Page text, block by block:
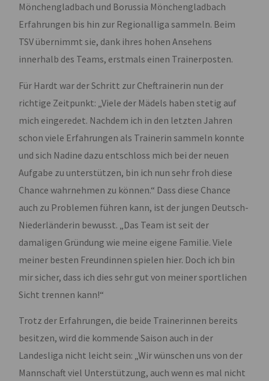
Mönchengladbach und Borussia Mönchengladbach
Erfahrungen bis hin zur Regionalliga sammeln. Beim
TSV übernimmt sie, dank ihres hohen Ansehens
innerhalb des Teams, erstmals einen Trainerposten.
Für Hardt war der Schritt zur Cheftrainerin nun der
richtige Zeitpunkt: „Viele der Mädels haben stetig auf
mich eingeredet. Nachdem ich in den letzten Jahren
schon viele Erfahrungen als Trainerin sammeln konnte
und sich Nadine dazu entschloss mich bei der neuen
Aufgabe zu unterstützen, bin ich nun sehr froh diese
Chance wahrnehmen zu können.“ Dass diese Chance
auch zu Problemen führen kann, ist der jungen Deutsch-
Niederländerin bewusst. „Das Team ist seit der
damaligen Gründung wie meine eigene Familie. Viele
meiner besten Freundinnen spielen hier. Doch ich bin
mir sicher, dass ich dies sehr gut von meiner sportlichen
Sicht trennen kann!“
Trotz der Erfahrungen, die beide Trainerinnen bereits
besitzen, wird die kommende Saison auch in der
Landesliga nicht leicht sein: „Wir wünschen uns von der
Mannschaft viel Unterstützung, auch wenn es mal nicht